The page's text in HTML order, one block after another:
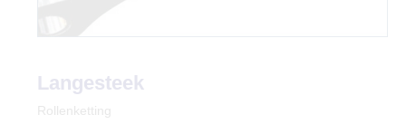
Langesteek
Rollenketting